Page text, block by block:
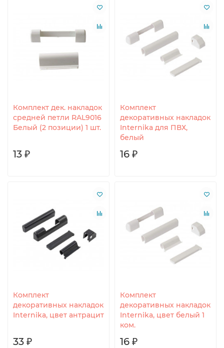
Комплект дек. накладок
средней петли RAL9016
Белый (2 позиции) 1 шт.
13 ₽
Комплект
декоративных накладок
Internika для ПВХ,
белый
16 ₽
Комплект
декоративных накладок
Internika, цвет антрацит
33 ₽
Комплект
декоративных накладок
Internika, цвет белый 1
ком.
16 ₽